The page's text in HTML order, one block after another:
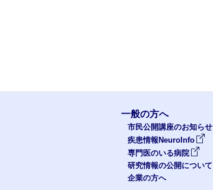
一般の方へ
市民公開講座のお知らせ
疾患情報NeuroInfo
専門医のいる病院
研究情報の公開について
企業の方へ